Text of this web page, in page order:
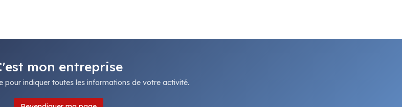
mon entreprise
pour indiquer toutes les informations de votre activité.